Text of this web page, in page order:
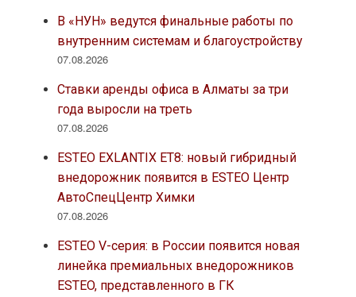
В «НУН» ведутся финальные работы по
внутренним системам и благоустройству
07.08.2026
Ставки аренды офиса в Алматы за три
года выросли на треть
07.08.2026
ESTEO EXLANTIX ET8: новый гибридный
внедорожник появится в ESTEO Центр
АвтоСпецЦентр Химки
07.08.2026
ESTEO V-серия: в России появится новая
линейка премиальных внедорожников
ESTEO, представленного в ГК